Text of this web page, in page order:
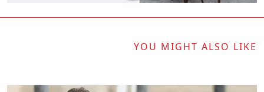
YOU MIGHT ALSO LIKE